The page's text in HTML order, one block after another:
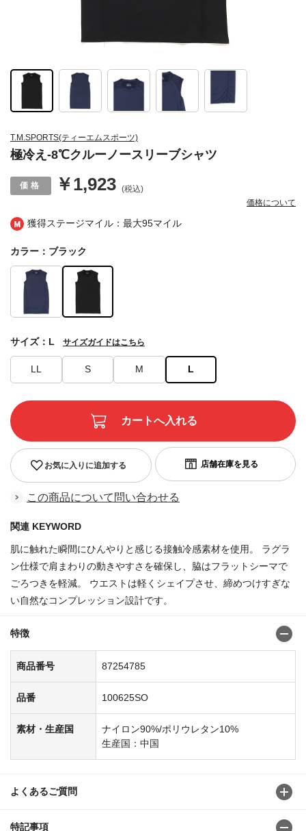
獲得ステージマイル：最大95マイル
T.M.SPORTS(ティーエムスポーツ)
極冷え-8℃クルーノースリーブシャツ
￥1,923 (税込)
価格について
カラー：ブラック
LL S M L
サイズ：L サイズガイドはこちら
お気に入りに追加する
この商品について問い合わせる
関連 KEYWORD
肌に触れた瞬間にひんやりと感じる接触冷感素材を使用。 ラグラ
ン仕様で肩まわりの動きやすさを確保し、脇はフラットシーマで
ごろつきを軽減。 ウエストは軽くシェイプさせ、締めつけすぎな
い自然なコンプレッション設計です。
特徴
商品番号 87254785
品番 100625SO
素材・生産国
ナイロン90%/ポリウレタン10%
生産国：中国
よくあるご質問
特記事項